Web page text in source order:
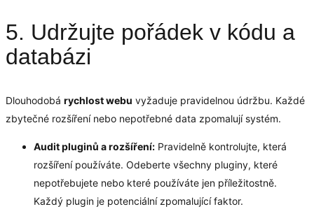
5. Udržujte pořádek v kódu a
databázi
Dlouhodobá rychlost webu vyžaduje pravidelnou údržbu. Každé
zbytečné rozšíření nebo nepotřebné data zpomalují systém.
Audit pluginů a rozšíření: Pravidelně kontrolujte, která
rozšíření používáte. Odeberte všechny pluginy, které
nepotřebujete nebo které používáte jen příležitostně.
Každý plugin je potenciální zpomalující faktor.